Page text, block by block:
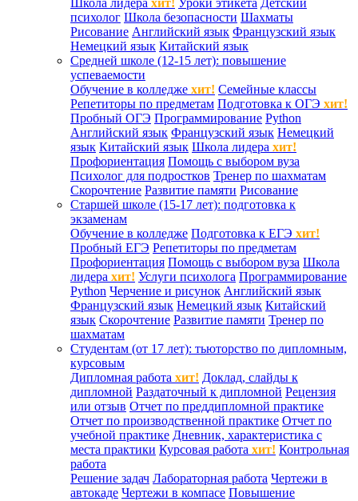
Школа лидера хит! Уроки этикета Детский
психолог Школа безопасности Шахматы
Рисование Английский язык Французский язык
Немецкий язык Китайский язык
Средней школе (12-15 лет): повышение
успеваемости
Обучение в колледже хит! Семейные классы
Репетиторы по предметам Подготовка к ОГЭ хит!
Пробный ОГЭ Программирование Python
Английский язык Французский язык Немецкий
язык Китайский язык Школа лидера хит!
Профориентация Помощь с выбором вуза
Психолог для подростков Тренер по шахматам
Скорочтение Развитие памяти Рисование
Старшей школе (15-17 лет): подготовка к
экзаменам
Обучение в колледже Подготовка к ЕГЭ хит!
Пробный ЕГЭ Репетиторы по предметам
Профориентация Помощь с выбором вуза Школа
лидера хит! Услуги психолога Программирование
Python Черчение и рисунок Английский язык
Французский язык Немецкий язык Китайский
язык Скорочтение Развитие памяти Тренер по
шахматам
Студентам (от 17 лет): тьюторство по дипломным,
курсовым
Дипломная работа хит! Доклад, слайды к
дипломной Раздаточный к дипломной Рецензия
или отзыв Отчет по преддипломной практике
Отчет по производственной практике Отчет по
учебной практике Дневник, характеристика с
места практики Курсовая работа хит! Контрольная
работа
Решение задач Лабораторная работа Чертежи в
автокаде Чертежи в компасе Повышение